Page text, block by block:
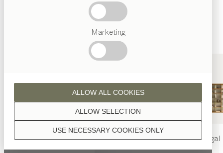
Marketing
USE NECESSARY COOKIES ONLY
ALLOW SELECTION
ALLOW ALL COOKIES
nyaTisch nyaStuhl filignoRegal
Eiche
Eiche Weißöl